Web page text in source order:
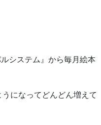
システム』から毎月絵本
になってどんどん増えて